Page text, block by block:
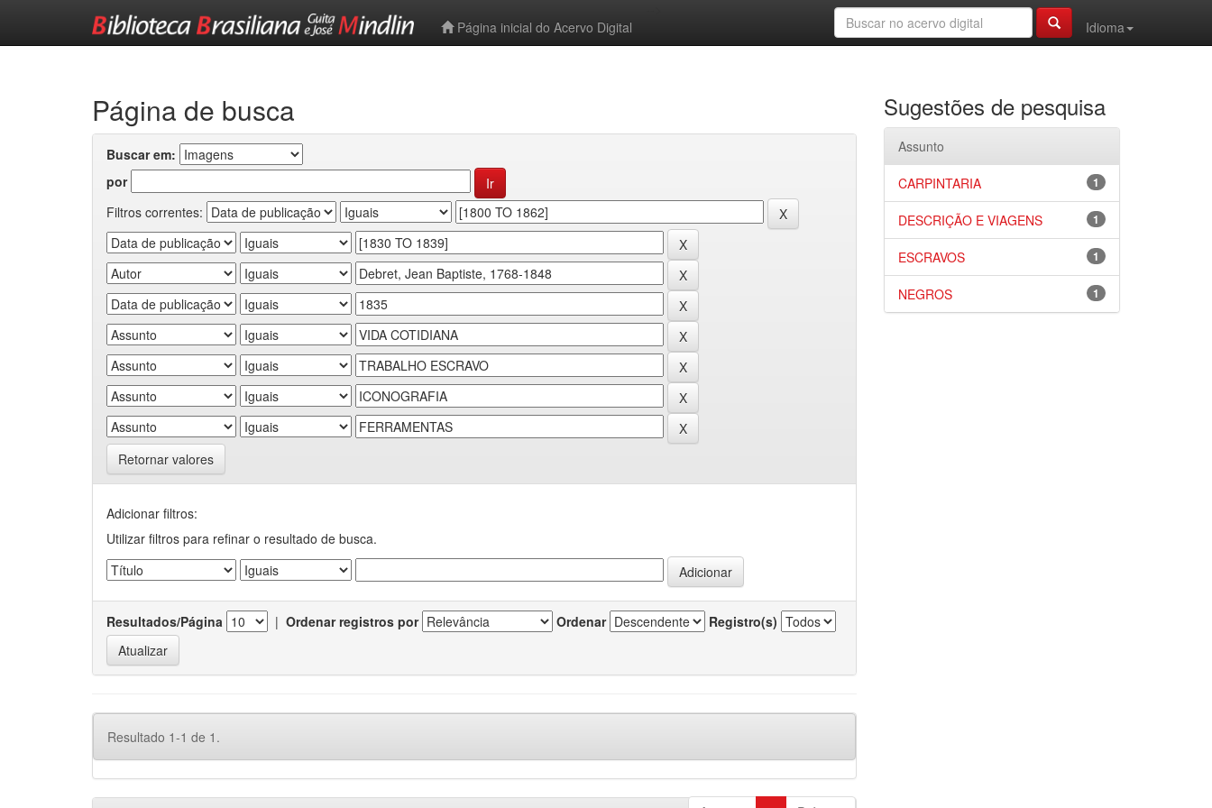
Página inicial do Acervo Digital
Idioma
Página de busca
Buscar em:
por
Filtros correntes:
Retornar valores
Adicionar filtros:
Utilizar filtros para refinar o resultado de busca.
Resultados/Página | Ordenar registros por Ordenar Registro(s)
Resultado 1-1 de 1.
Sugestões de pesquisa
Assunto
1
CARPINTARIA
1
DESCRIÇÃO E VIAGENS
1
ESCRAVOS
1
NEGROS